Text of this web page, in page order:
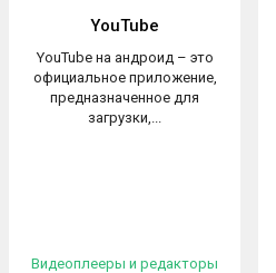
YouTube
YouTube на андроид – это
официальное приложение,
предназначенное для
загрузки,...
Видеоплееры и редакторы